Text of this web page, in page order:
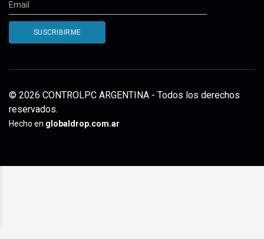
© 2026 CONTROLPC ARGENTINA - Todos los derechos
reservados.
Hecho en globaldrop.com.ar